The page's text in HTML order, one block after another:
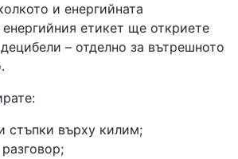
и енергийната
етикет ще откриете
– отделно за вътрешното
стъпки върху килим;